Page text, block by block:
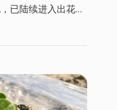
已陆续进入出花